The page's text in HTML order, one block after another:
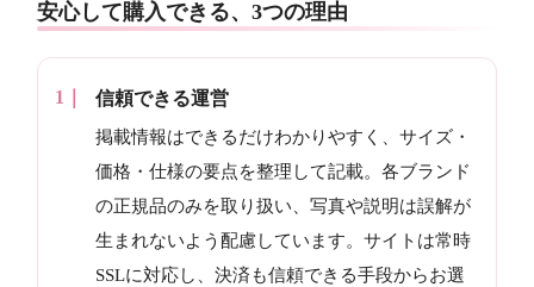
安心して購入できる、3つの理由
信頼できる運営
掲載情報はできるだけわかりやすく、サイズ・
価格・仕様の要点を整理して記載。各ブランド
の正規品のみを取り扱い、写真や説明は誤解が
生まれないよう配慮しています。サイトは常時
SSLに対応し、決済も信頼できる手段からお選